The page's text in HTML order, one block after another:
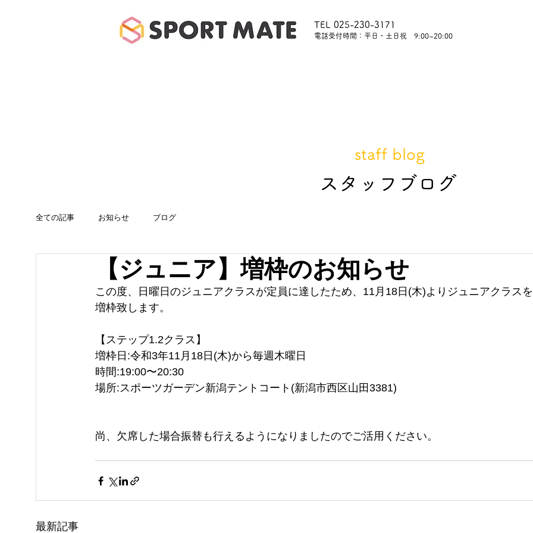
TEL 025-230-3171
​電話受付時間：平日・土日祝 9:00~20:00
全ての記事 お知らせ ブログ
【ジュニア】増枠のお知らせ
この度、日曜日のジュニアクラスが定員に達したため、11月18日(木)よりジュニアクラスを
増枠致します。
【ステップ1.2クラス】
増枠日:令和3年11月18日(木)から毎週木曜日
時間:19:00〜20:30
場所:スポーツガーデン新潟テントコート(新潟市西区山田3381)
尚、欠席した場合振替も行えるようになりましたのでご活用ください。
最新記事
​スタッフブログ
staff blog